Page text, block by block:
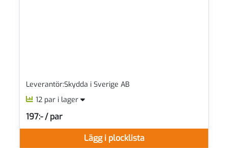
Leverantör:Skydda i Sverige AB
12 par i lager
Lägg i plocklista
197:- / par
SEK per PAR